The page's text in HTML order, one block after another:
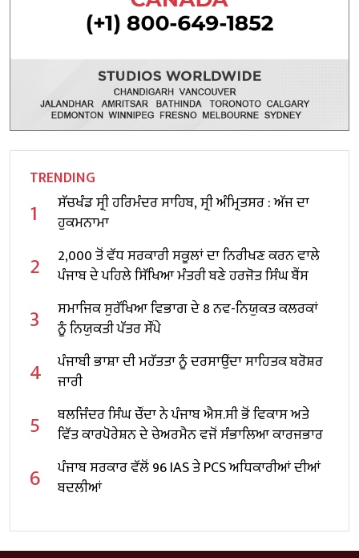
TRENDING
1
ਸੱਚਖੰਡ ਸ੍ਰੀ ਹਰਿਮੰਦਰ ਸਾਹਿਬ, ਸ੍ਰੀ ਅੰਮ੍ਰਿਤਸਰ : ਅੱਜ ਦਾ
ਹੁਕਮਨਾਮਾ
2
2,000 ਤੋਂ ਵੱਧ ਸਰਕਾਰੀ ਸਕੂਲਾਂ ਦਾ ਨਿਰੀਖਣ ਕਰਨ ਵਾਲੇ
ਪੰਜਾਬ ਦੇ ਪਹਿਲੇ ਸਿੱਖਿਆ ਮੰਤਰੀ ਬਣੇ ਹਰਜੋਤ ਸਿੰਘ ਬੈਂਸ
3
ਸਮਾਜਿਕ ਸੁਰੱਖਿਆ ਵਿਭਾਗ ਦੇ 8 ਨਵ-ਨਿਯੁਕਤ ਕਲਰਕਾਂ
ਨੂੰ ਨਿਯੁਕਤੀ ਪੱਤਰ ਸੌਂਪੇ
4
ਪੰਜਾਬੀ ਭਾਸ਼ਾ ਦੀ ਮਹੱਤਤਾ ਨੂੰ ਦਰਸਾਉਂਦਾ ਸਾਹਿਤਕ ਬਰੋਸ਼ਰ
ਜਾਰੀ
5
ਬਲਜਿੰਦਰ ਸਿੰਘ ਚੌਂਦਾ ਨੇ ਪੰਜਾਬ ਐਸ.ਸੀ ਭੋਂ ਵਿਕਾਸ ਅਤੇ
ਵਿੱਤ ਕਾਰਪੋਰੇਸ਼ਨ ਦੇ ਚੇਅਰਮੈਨ ਵਜੋਂ ਸੰਭਾਲਿਆ ਕਾਰਜਭਾਰ
6
ਪੰਜਾਬ ਸਰਕਾਰ ਵੱਲੋਂ 96 IAS ਤੇ PCS ਅਧਿਕਾਰੀਆਂ ਦੀਆਂ
ਬਦਲੀਆਂ